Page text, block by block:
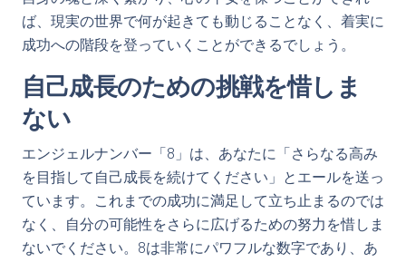
ば、現実の世界で何が起きても動じることなく、着実に
成功への階段を登っていくことができるでしょう。
自己成長のための挑戦を惜しま
ない
エンジェルナンバー「8」は、あなたに「さらなる高み
を目指して自己成長を続けてください」とエールを送っ
ています。これまでの成功に満足して立ち止まるのでは
なく、自分の可能性をさらに広げるための努力を惜しま
ないでください。8は非常にパワフルな数字であり、あ